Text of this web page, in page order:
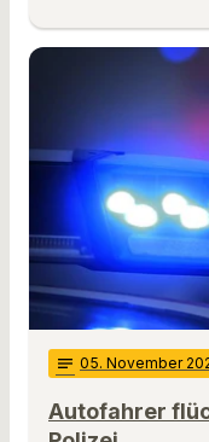
notes 05. November
Autofahrer